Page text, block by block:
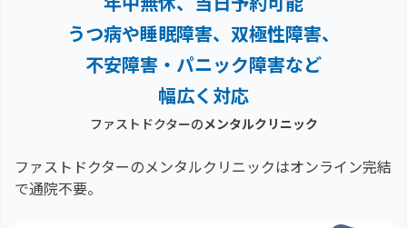
うつ病や睡眠障害、双極性障害、
不安障害・パニック障害など
幅広く対応
ファストドクターのメンタルクリニック
ファストドクターのメンタルクリニックはオンライン完結
で通院不要。